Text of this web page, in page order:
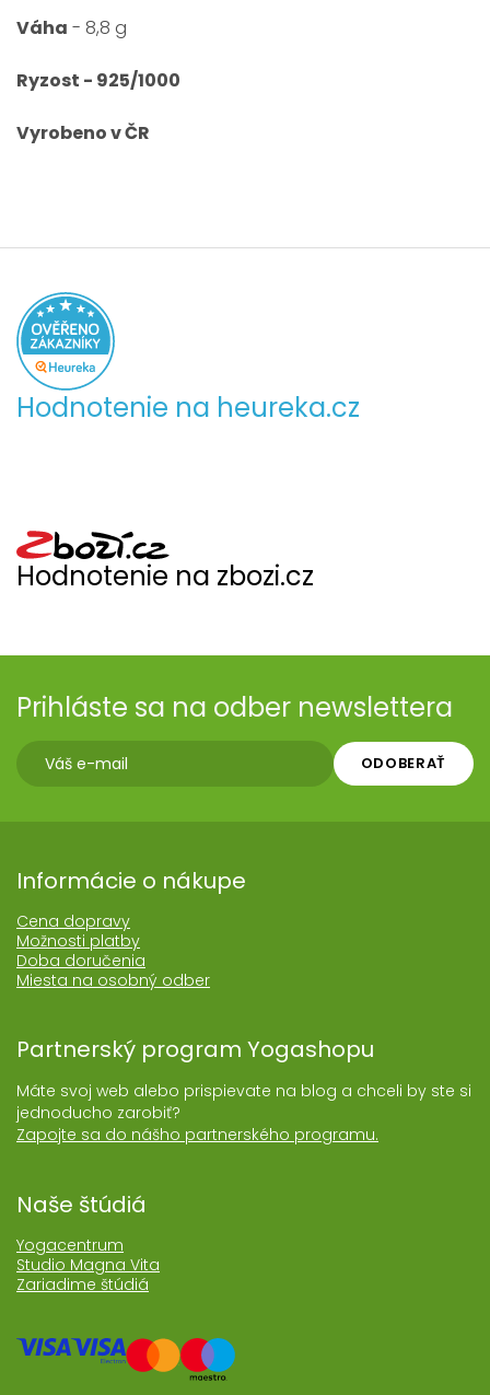
Váha - 8,8 g
Ryzost - 925/1000
Vyrobeno v ČR
Hodnotenie na heureka.cz
Hodnotenie na zbozi.cz
Prihláste sa na odber newslettera
ODOBERAŤ
Informácie o nákupe
Cena dopravy
Možnosti platby
Doba doručenia
Miesta na osobný odber
Partnerský program Yogashopu
Máte svoj web alebo prispievate na blog a chceli by ste si
jednoducho zarobiť?
Zapojte sa do nášho partnerského programu.
Naše štúdiá
Yogacentrum
Studio Magna Vita
Zariadime štúdiá